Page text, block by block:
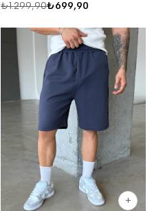
₺699,90
₺1.299,90